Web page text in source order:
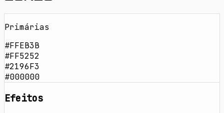
Primárias
#FFEB3B
#FF5252
#2196F3
#000000
Efeitos